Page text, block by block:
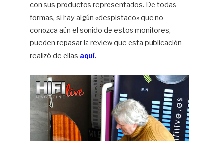
con sus productos representados. De todas
formas, si hay algún «despistado» que no
conozca aún el sonido de estos monitores,
pueden repasar la review que esta publicación
realizó de ellas aquí.